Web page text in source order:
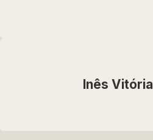
Inês Vitória